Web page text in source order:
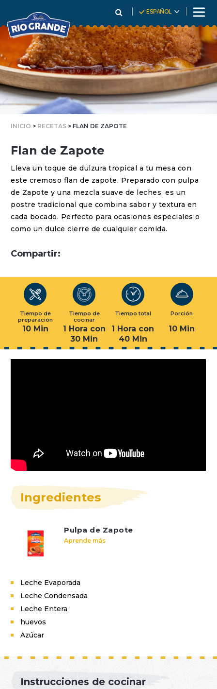
To
Content
ESPAÑOL
INICIO > RECETAS > FLAN DE ZAPOTE
Flan de Zapote
Lleva un toque de dulzura tropical a tu mesa con
este cremoso flan de zapote. Preparado con pulpa
de Zapote y una mezcla suave de leches, es un
postre tradicional que combina sabor y textura en
cada bocado. Perfecto para ocasiones especiales o
como un dulce cierre de cualquier comida.
Compartir:
Tiempo de
preparación
10 Min
Tiempo de
cocinar
1 Hora con
30 Min
Tiempo total
1 Hora con
40 Min
Porción
10 Min
Ingredientes
Pulpa de Zapote
Aprende más
Leche Evaporada
Leche Condensada
Leche Entera
huevos
Azúcar
Instrucciones de cocinar